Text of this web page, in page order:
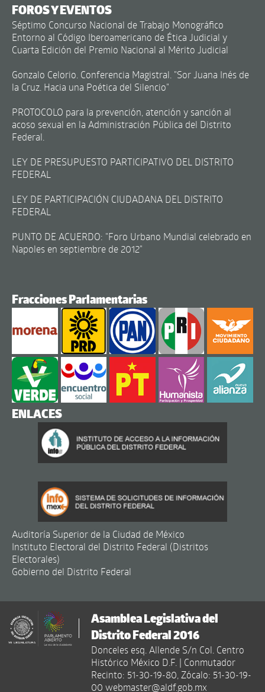
FOROS Y EVENTOS
Séptimo Concurso Nacional de Trabajo Monográfico
Entorno al Código Iberoamericano de Ética Judicial y
Cuarta Edición del Premio Nacional al Mérito Judicial
Gonzalo Celorio. Conferencia Magistral. "Sor Juana Inés de
la Cruz. Hacia una Poética del Silencio"
PROTOCOLO para la prevención, atención y sanción al
acoso sexual en la Administración Pública del Distrito
Federal.
LEY DE PRESUPUESTO PARTICIPATIVO DEL DISTRITO
FEDERAL
LEY DE PARTICIPACIÓN CIUDADANA DEL DISTRITO
FEDERAL
PUNTO DE ACUERDO: "Foro Urbano Mundial celebrado en
Napoles en septiembre de 2012"
Fracciones Parlamentarias
ENLACES
Auditoría Superior de la Ciudad de México
Instituto Electoral del Distrito Federal (Distritos
Electorales)
Gobierno del Distrito Federal
Asamblea Legislativa del
Distrito Federal 2016
Donceles esq. Allende S/n Col. Centro
Histórico México D.F. | Conmutador
Recinto: 51-30-19-80, Zócalo: 51-30-19-
00 webmaster@aldf.gob.mx